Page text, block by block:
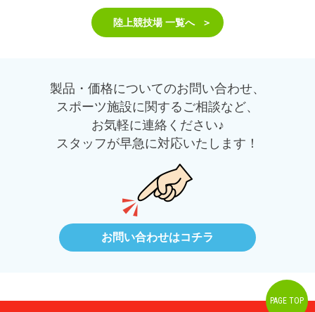
陸上競技場 一覧へ
製品・価格についてのお問い合わせ、
スポーツ施設に関するご相談など、
お気軽に連絡ください♪
スタッフが早急に対応いたします！
お問い合わせはコチラ
PAGE TOP